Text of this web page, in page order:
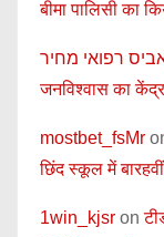
बीमा पालिसी का
רפואי מחיר
जनविश्वास का
mostbet_fsMr
छिंद स्कूल में बारहवीं
1win_kjsr on